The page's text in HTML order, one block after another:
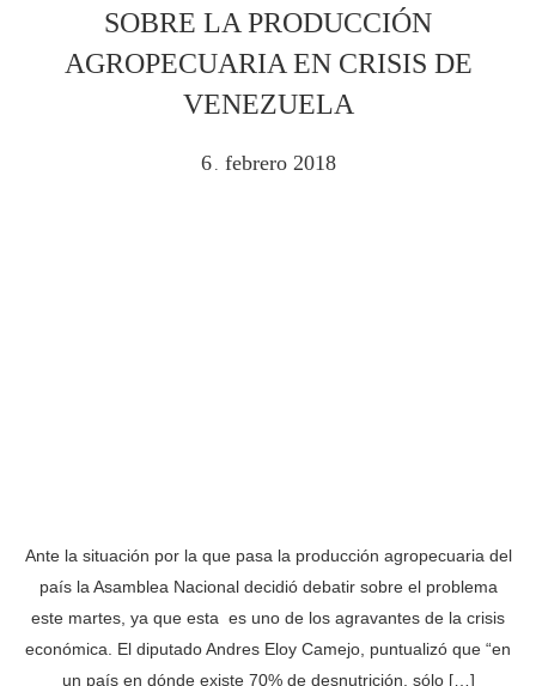
SOBRE LA PRODUCCIÓN
AGROPECUARIA EN CRISIS DE
VENEZUELA
6 . febrero 2018
Ante la situación por la que pasa la producción agropecuaria del
país la Asamblea Nacional decidió debatir sobre el problema
este martes, ya que esta es uno de los agravantes de la crisis
económica. El diputado Andres Eloy Camejo, puntualizó que “en
un país en dónde existe 70% de desnutrición, sólo […]